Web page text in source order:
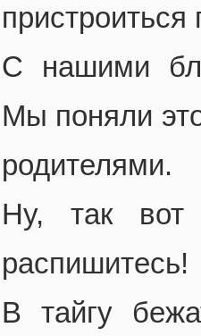
С нашими
Мы поняли
родителями.
Ну, так вот
распишитесь!
В тайгу